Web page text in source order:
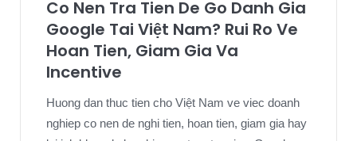
Co Nen Tra Tien De Go Danh Gia
Google Tai Việt Nam? Rui Ro Ve
Hoan Tien, Giam Gia Va
Incentive
Huong dan thuc tien cho Việt Nam ve viec doanh
nghiep co nen de nghi tien, hoan tien, giam gia hay